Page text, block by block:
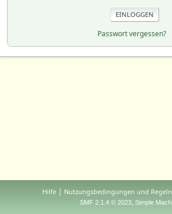
Passwort vergessen?
Hilfe | Nutzungsbedingungen und Regeln
SMF 2.1.4 © 2023, Simple